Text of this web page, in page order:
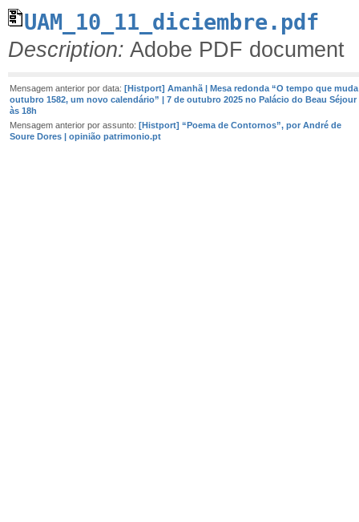
UAM_10_11_diciembre.pdf
Description: Adobe PDF document
Mensagem anterior por data: [Histport] Amanhã | Mesa redonda “O tempo que
outubro 1582, um novo calendário” | 7 de outubro 2025 no Palácio do Beau Séjour
às 18h
Mensagem anterior por assunto: [Histport] “Poema de Contornos”, por André de
Soure Dores | opinião patrimonio.pt